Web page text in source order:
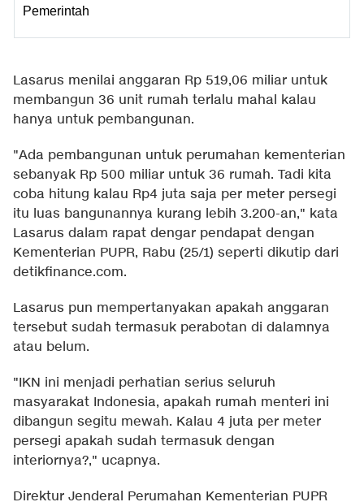
Pemerintah
Lasarus menilai anggaran Rp 519,06 miliar untuk
membangun 36 unit rumah terlalu mahal kalau
hanya untuk pembangunan.
"Ada pembangunan untuk perumahan kementerian
sebanyak Rp 500 miliar untuk 36 rumah. Tadi kita
coba hitung kalau Rp4 juta saja per meter persegi
itu luas bangunannya kurang lebih 3.200-an," kata
Lasarus dalam rapat dengar pendapat dengan
Kementerian PUPR, Rabu (25/1) seperti dikutip dari
detikfinance.com.
Lasarus pun mempertanyakan apakah anggaran
tersebut sudah termasuk perabotan di dalamnya
atau belum.
"IKN ini menjadi perhatian serius seluruh
masyarakat Indonesia, apakah rumah menteri ini
dibangun segitu mewah. Kalau 4 juta per meter
persegi apakah sudah termasuk dengan
interiornya?," ucapnya.
Direktur Jenderal Perumahan Kementerian PUPR